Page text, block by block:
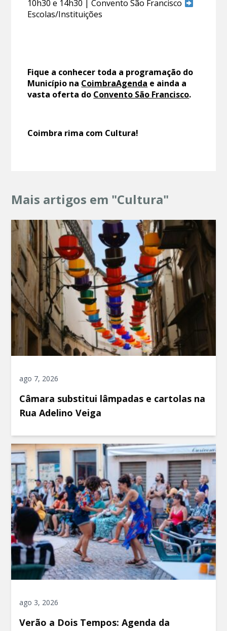
10h30 e 14h30 | Convento São Francisco
Escolas/Instituições
Fique a conhecer toda a programação do
Município na CoimbraAgenda e ainda a
vasta oferta do Convento São Francisco.
Coimbra rima com Cultura!
Mais artigos em "Cultura"
ago 7, 2026
Câmara substitui lâmpadas e cartolas na
Rua Adelino Veiga
ago 3, 2026
Verão a Dois Tempos: Agenda da